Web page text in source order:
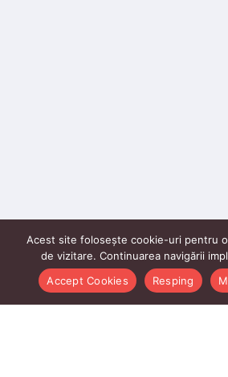
Acest site folosește cookie-uri pentru
de vizitare. Continuarea navigării
Accept Cookies
Resping